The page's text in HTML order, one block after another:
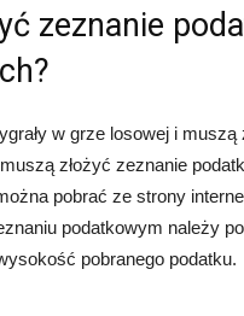
zeznanie
w grze losowej i muszą
złożyć zeznanie
pobrać ze strony
podatkowym należy
pobranego podatku.